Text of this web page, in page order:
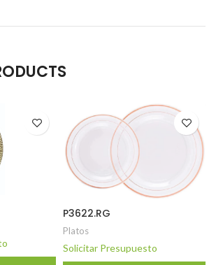
P3622.RG
Platos
Solicitar Presupuesto